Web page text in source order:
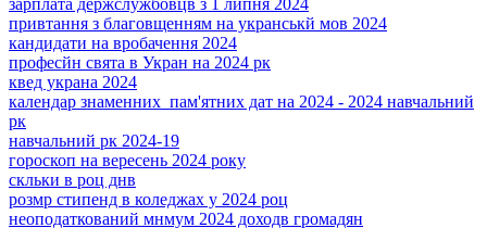
привтання з благовщенням на укранськй мов 2024
кандидати на вробачення 2024
професйн свята в Укран на 2024 рк
квед украна 2024
календар знаменних пам'ятних дат на 2024 - 2024 навчальний
рк
навчальний рк 2024-19
гороскоп на вересень 2024 року
скльки в роц днв
розмр стипенд в коледжах у 2024 роц
неоподаткований мнмум 2024 доходв громадян